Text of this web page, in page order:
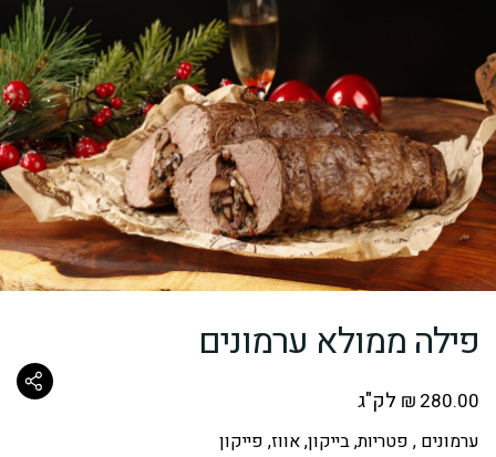
פילה ממולא ערמונים
₪ 280.00 לק"ג
ערמונים , פטריות, בייקון, אווז, פייקון